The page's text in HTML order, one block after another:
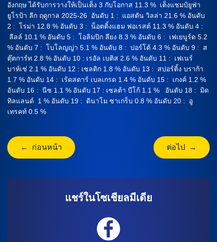
อังกฤษ ได้รับการวางให้เป็นเต็ง 3 กับโอกาส 11.3 % เต็งแชมป์ยูฟ่า
ยูโรป้า ลีก ฤดูกาล 2025-26 อันดับ 1 : แอสตัน วิลล่า 21.6 % อันดับ
2 : โรม่า 12.8 % อันดับ 3 : น็อตติ้งแฮม ฟอเรสต์ 11.3 % อันดับ 4 :
ลีลล์ 10.1 % อันดับ 5 : โอลิมปิก ลียง 8.3 % อันดับ 6 : เฟเยนูร์ด 5.2
% อันดับ 7 : โบโลญญ่า 5.1 % อันดับ 8 : ปอร์โต้ 4.3 % อันดับ 9 : ส
ตุ๊ตการ์ท 2.8 % อันดับ 10 : เรอัล เบติส 2.6 % อันดับ 11 : เฟเนร์
บาห์เช่ 2.1 % อันดับ 12 : เซลติก 1.8 % อันดับ 13 : สปอร์ติ้ง บราก้า
1.7 % อันดับ 14 : เร้ดสตาร์ เบลเกรด 1.4 % อันดับ 15 : เกงค์ 1.2 %
อันดับ 16 : นีซ 1.1 % อันดับ 17 : เซลต้า บีโก้ 1.1 % อันดับ 18 : มิด
ทิลแลนด์ 1 % อันดับ 19 : ดินาโม ซาเกร็บ 0.8 % อันดับ 20 : อู
เทรคท์ 0.5 %
← ก่อนหน้า ต่อไป →
แชร์ในโซเชียลมีเดีย